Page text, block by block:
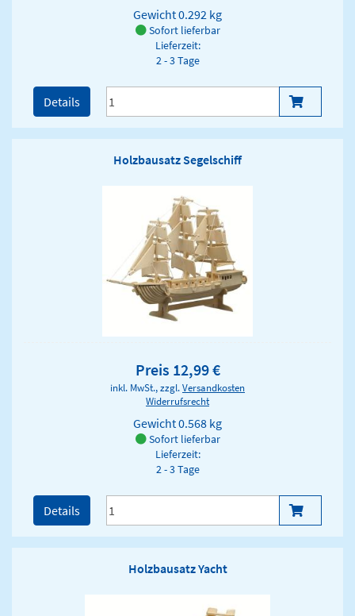
Gewicht0.292 kg
Sofort lieferbar
Lieferzeit:
2 - 3 Tage
Details
Holzbausatz Segelschiff
Preis 12,99 €
inkl. MwSt., zzgl.Versandkosten
Widerrufsrecht
Gewicht0.568 kg
Sofort lieferbar
Lieferzeit:
2 - 3 Tage
Details
Holzbausatz Yacht